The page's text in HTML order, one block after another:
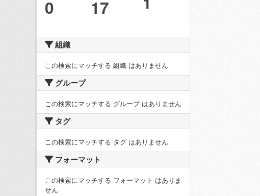
0 17
組織
この検索にマッチする 組織 はありません
グループ
この検索にマッチする グループ はありません
タグ
この検索にマッチする タグ はありません
フォーマット
この検索にマッチする フォーマット はありま
せん